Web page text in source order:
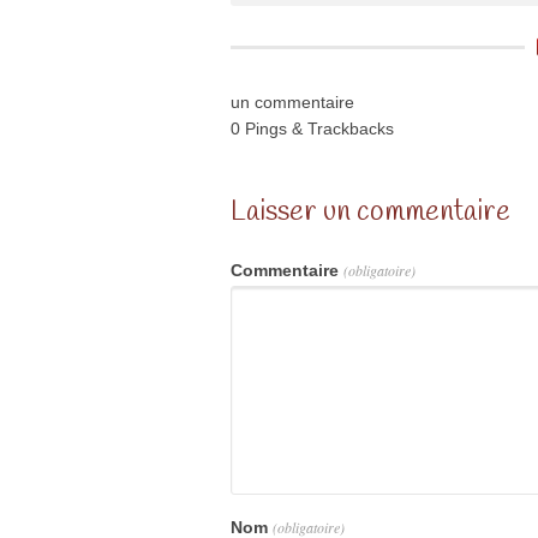
un commentaire
0 Pings & Trackbacks
Laisser un commentaire
Commentaire (obligatoire)
Nom (obligatoire)